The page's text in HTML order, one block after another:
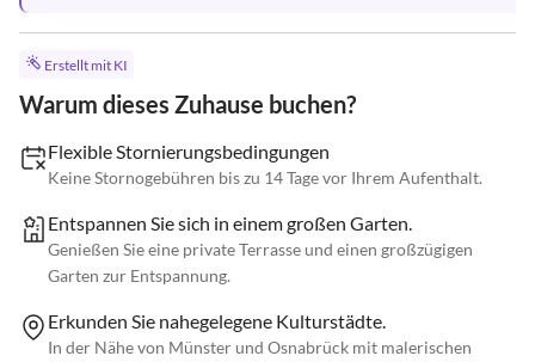
Erstellt mit KI
Warum dieses Zuhause buchen?
Flexible Stornierungsbedingungen
Keine Stornogebühren bis zu 14 Tage vor Ihrem Aufenthalt.
Entspannen Sie sich in einem großen Garten.
Genießen Sie eine private Terrasse und einen großzügigen
Garten zur Entspannung.
Erkunden Sie nahegelegene Kulturstädte.
In der Nähe von Münster und Osnabrück mit malerischen